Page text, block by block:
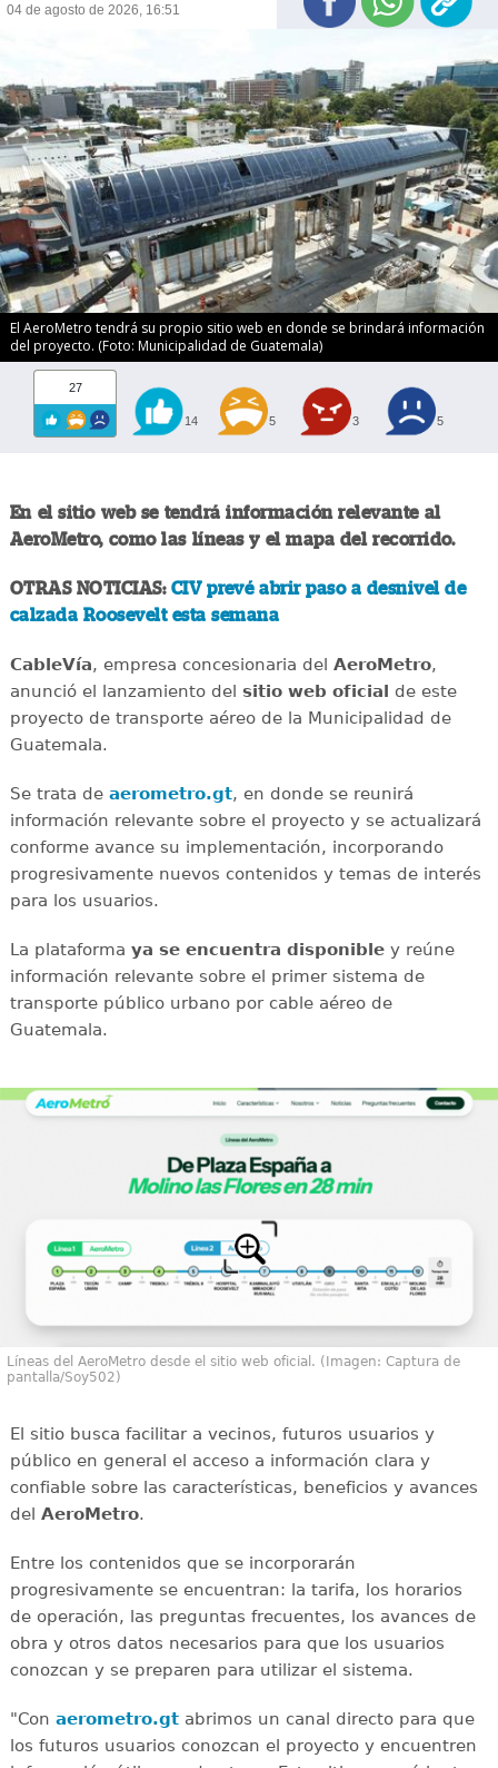
04 de agosto de 2026, 16:51
El AeroMetro tendrá su propio sitio web en donde se brindará información
del proyecto. (Foto: Municipalidad de Guatemala)
27
14 5 3 5
En el sitio web se tendrá información relevante al
AeroMetro, como las líneas y el mapa del recorrido.
OTRAS NOTICIAS: CIV prevé abrir paso a desnivel de
calzada Roosevelt esta semana
CableVía, empresa concesionaria del AeroMetro,
anunció el lanzamiento del sitio web oficial de este
proyecto de transporte aéreo de la Municipalidad de
Guatemala.
Se trata de aerometro.gt, en donde se reunirá
información relevante sobre el proyecto y se actualizará
conforme avance su implementación, incorporando
progresivamente nuevos contenidos y temas de interés
para los usuarios.
La plataforma ya se encuentra disponibley reúne
información relevante sobre el primer sistema de
transporte público urbano por cable aéreo de
Guatemala.
Líneas del AeroMetro desde el sitio web oficial. (Imagen: Captura de
pantalla/Soy502)
El sitio busca facilitar a vecinos, futuros usuarios y
público en general el acceso a información clara y
confiable sobre las características, beneficios y avances
del AeroMetro.
Entre los contenidos que se incorporarán
progresivamente se encuentran: la tarifa, los horarios
de operación, las preguntas frecuentes, los avances de
obra y otros datos necesarios para que los usuarios
conozcan y se preparen para utilizar el sistema.
"Con aerometro.gtabrimos un canal directo para que
los futuros usuarios conozcan el proyecto y encuentren